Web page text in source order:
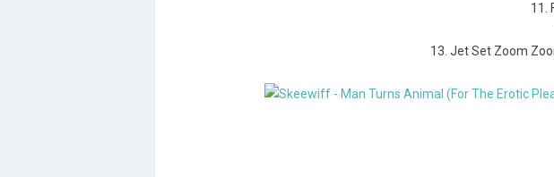
11.
13. Jet Set Zoom